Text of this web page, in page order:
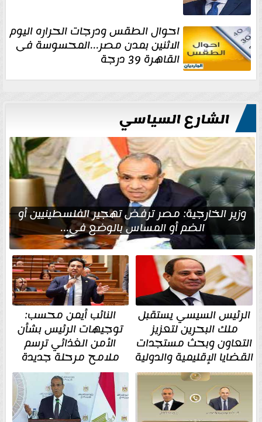
احوال الطقس ودرجات الحراره اليوم
الاثنين بمدن مصر...المحسوسة فى
القاهرة 39 درجة
الشارع السياسي
وزير الخارجية: مصر ترفض تهجير الفلسطينيين أو
الضم أو المساس بالوضع في...
الرئيس السيسي يستقبل
ملك البحرين لتعزيز
التعاون وبحث مستجدات
القضايا الإقليمية والدولية
النائب أيمن محسب:
توجيهات الرئيس بشأن
الأمن الغذائي ترسم
ملامح مرحلة جديدة